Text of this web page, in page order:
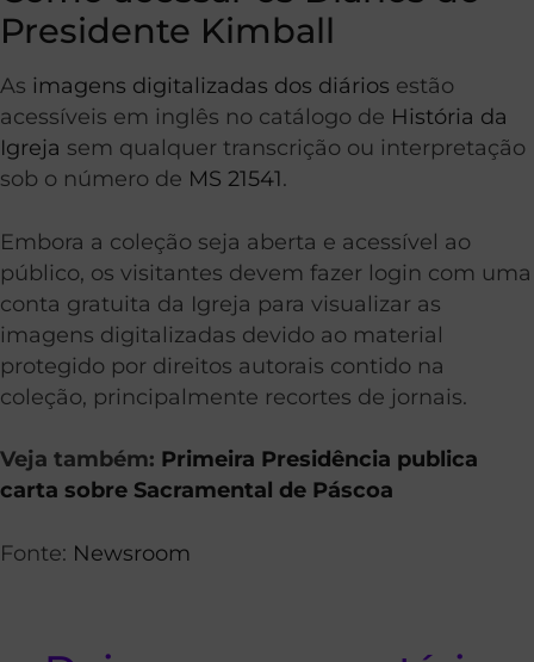
Presidente Kimball
As imagens digitalizadas dos diários estão
acessíveis em inglês no catálogo de História da
Igreja sem qualquer transcrição ou interpretação
sob o número de MS 21541.
Embora a coleção seja aberta e acessível ao
público, os visitantes devem fazer login com uma
conta gratuita da Igreja para visualizar as
imagens digitalizadas devido ao material
protegido por direitos autorais contido na
coleção, principalmente recortes de jornais.
Veja também: Primeira Presidência publica
carta sobre Sacramental de Páscoa
Fonte: Newsroom